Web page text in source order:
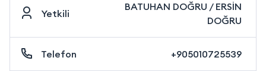
Yetkili
BATUHAN DOĞRU / ERSİN
DOĞRU
Telefon +905010725539